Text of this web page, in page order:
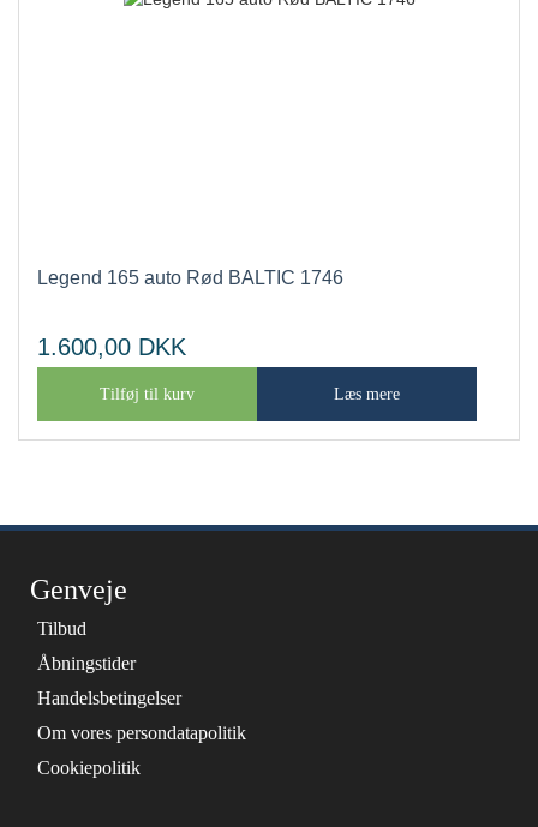
Legend 165 auto Rød BALTIC 1746
1.600,00 DKK
Tilføj til kurv Læs mere
Genveje
Tilbud
Åbningstider
Handelsbetingelser
Om vores persondatapolitik
Cookiepolitik